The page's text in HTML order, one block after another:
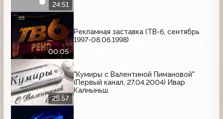
24:51
00:05
Рекламная заставка (ТВ-6, сентябрь
1997-08.06.1998)
25:57
"Кумиры с Валентиной Пимановой"
(Первый канал, 27.04.2004) Ивар
Калныньш